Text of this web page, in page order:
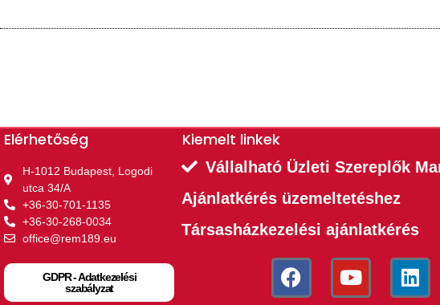
Elérhetőség
H-1012 Budapest, Logodi
utca 34/A
+36-30-701-1135
+36-30-268-0034
office@rem189.eu
GDPR - Adatkezelési
szabályzat
Kiemelt linkek​
Vállalható Üzleti Szereplők
Ajánlatkérés üzemeltetéshez
Társasházkezelési ajánlatkérés